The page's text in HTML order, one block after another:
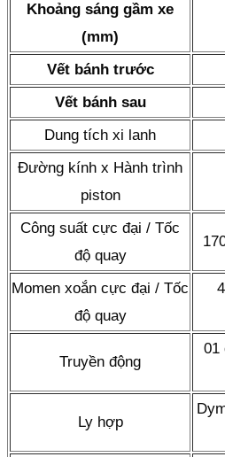
Khoảng sáng gầm xe
(mm)
Vết bánh trước
Vết bánh sau
Dung tích xi lanh
Đường kính x Hành trình
piston
Công suất cực đại / Tốc
độ quay
Momen xoắn cực đại / Tốc
độ quay
Truyền động
01
Ly hợp